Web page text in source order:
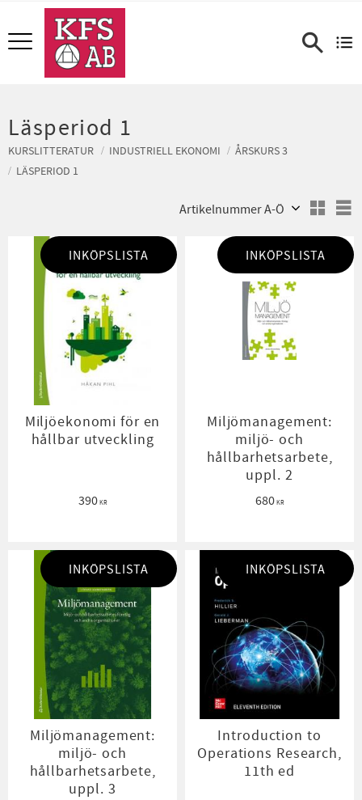
Meny
Läsperiod 1
KURSLITTERATUR INDUSTRIELL EKONOMI
ÅRSKURS 3
LÄSPERIOD 1
Miljöekonomi för en
hållbar utveckling
390KR
INKÖPSLISTA
Miljömanagement:
miljö- och
hållbarhetsarbete,
uppl. 2
680KR
INKÖPSLISTA
Miljömanagement:
miljö- och
hållbarhetsarbete,
uppl. 3
INKÖPSLISTA
Introduction to
Operations Research,
11th ed
INKÖPSLISTA